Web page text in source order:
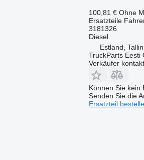
100,81 € Ohne
Ersatzteile
3181326
Diesel
Estland,
TruckParts Eesti
Verkäufer
Können Sie kein
Senden Sie die
Ersatzteil